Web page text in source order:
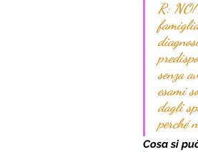
R: NO!
senza
esami
dagli
perché
Cosa si